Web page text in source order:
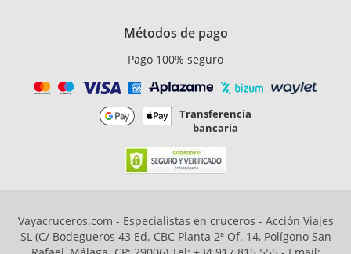
Métodos de pago
Pago 100% seguro
Transferencia
bancaria
Vayacruceros.com - Especialistas en cruceros - Acción Viajes
SL (C/ Bodegueros 43 Ed. CBC Planta 2ª Of. 14, Polígono San